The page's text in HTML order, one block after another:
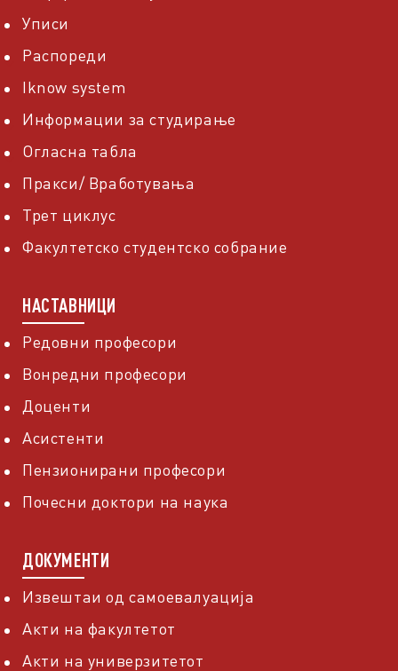
Уписи
Распореди
Iknow system
Информации за студирање
Огласна табла
Пракси/ Вработувања
Трет циклус
Факултетско студентско собрание
НАСТАВНИЦИ
Редовни професори
Вонредни професори
Доценти
Асистенти
Пензионирани професори
Почесни доктори на наука
ДОКУМЕНТИ
Извештаи од самоевалуација
Акти на факултетот
Акти на универзитетот